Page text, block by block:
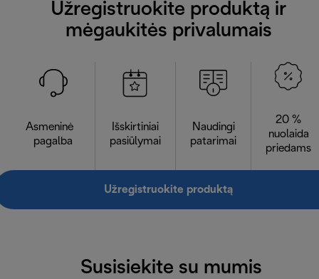
Užregistruokite produktą ir
mėgaukitės privalumais
Asmeninė
pagalba
Išskirtiniai
pasiūlymai
Naudingi
patarimai
20 %
nuolaida
priedams
Užregistruokite produktą
Susisiekite su mumis